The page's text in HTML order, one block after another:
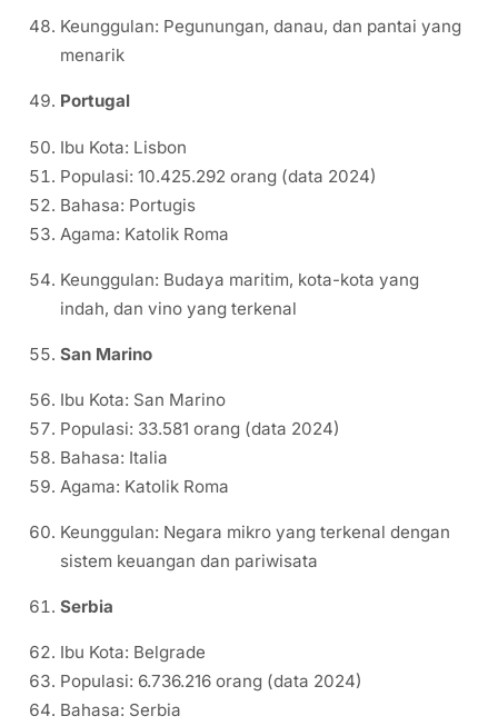
Keunggulan: Pegunungan, danau, dan pantai yang
menarik
Portugal
Ibu Kota: Lisbon
Populasi: 10.425.292 orang (data 2024)
Bahasa: Portugis
Agama: Katolik Roma
Keunggulan: Budaya maritim, kota-kota yang
indah, dan vino yang terkenal
San Marino
Ibu Kota: San Marino
Populasi: 33.581 orang (data 2024)
Bahasa: Italia
Agama: Katolik Roma
Keunggulan: Negara mikro yang terkenal dengan
sistem keuangan dan pariwisata
Serbia
Ibu Kota: Belgrade
Populasi: 6.736.216 orang (data 2024)
Bahasa: Serbia